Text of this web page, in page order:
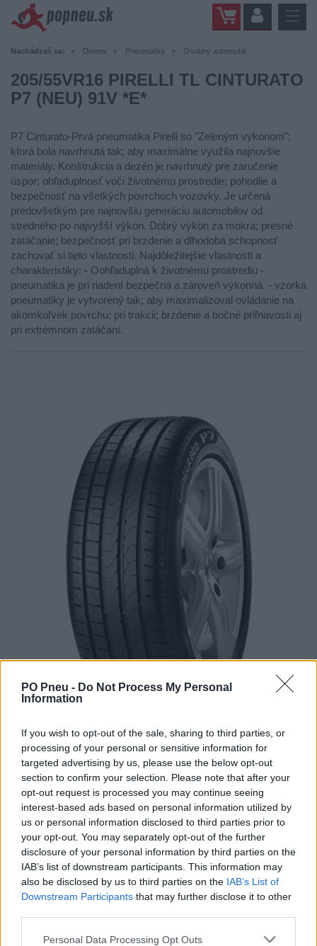
PO Pneu - Do Not Process My Personal
Information
If you wish to opt-out of the sale, sharing to third parties, or
processing of your personal or sensitive information for
targeted advertising by us, please use the below opt-out
section to confirm your selection. Please note that after your
opt-out request is processed you may continue seeing
interest-based ads based on personal information utilized by
us or personal information disclosed to third parties prior to
your opt-out. You may separately opt-out of the further
disclosure of your personal information by third parties on the
IAB’s list of downstream participants. This information may
also be disclosed by us to third parties on the IAB’s List of
Downstream Participants that may further disclose it to other
Personal Data Processing Opt Outs
Nachádzaš sa: Domov Pneumatiky Osobný automobil
205/55VR16 PIRELLI TL CINTURATO
P7 (NEU) 91V *E*
P7 Cinturato-Prvá pneumatika Pirelli so "Zeleným výkonom";
ktorá bola navrhnutá tak; aby maximálne využila najnovšie
materiály. Konštrukcia a dezén je navrhnutý pre zaručenie
úspor; ohľaduplnosť voči životnému prostredie; pohodlie a
bezpečnosť na všetkých povrchoch vozovky. Je určená
predovšetkým pre najnovšiu generáciu automobilov od
stredného po najvyšší výkon. Dobrý výkon za mokra; presné
zatáčanie; bezpečnosť pri brzdenie a dlhodobá schopnosť
zachovať si tieto vlastnosti. Najdôležitejšie vlastnosti a
charakteristiky: - Oohľaduplná k životnému prostrediu -
pneumatika je pri riadení bezpečná a zároveň výkonná. - vzorka
pneumatiky je vytvorený tak; aby maximalizoval ovládanie na
akomkoľvek povrchu; pri trakcii; brzdenie a bočné priľnavosti aj
pri extrémnom zatáčaní.
100,50 €
Tovar je skladom u dodávateľa a dostupný do 3-10 dní.
- +
Séria/Značka:
Pirelli